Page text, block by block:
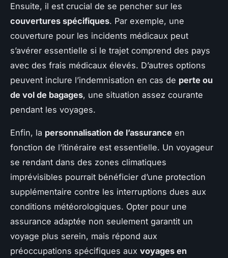
Ensuite, il est crucial de se pencher sur les
couvertures spécifiques. Par exemple, une
couverture pour les incidents médicaux peut
s’avérer essentielle si le trajet comprend des pays
avec des frais médicaux élevés. D’autres options
peuvent inclure l’indemnisation en cas de perte ou
de vol de bagages, une situation assez courante
pendant les voyages.
Enfin, la personnalisation de l’assurance en
fonction de l’itinéraire est essentielle. Un voyageur
se rendant dans des zones climatiques
imprévisibles pourrait bénéficier d’une protection
supplémentaire contre les interruptions dues aux
conditions météorologiques. Opter pour une
assurance adaptée non seulement garantit un
voyage plus serein, mais répond aux
préoccupations spécifiques aux voyages en